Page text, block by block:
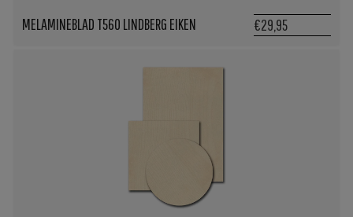
MELAMINEBLAD T560 LINDBERG EIKEN €29,95